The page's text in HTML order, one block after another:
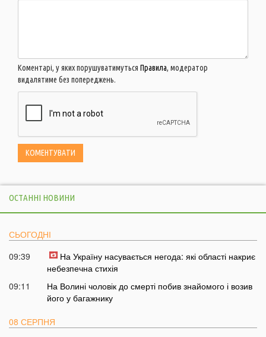
Коментарі, у яких порушуватимуться Правила, модератор
видалятиме без попереджень.
ОСТАННІ НОВИНИ
СЬОГОДНІ
09:39
На Україну насувається негода: які області накриє
небезпечна стихія
09:11
На Волині чоловік до смерті побив знайомого і возив
його у багажнику
08 СЕРПНЯ